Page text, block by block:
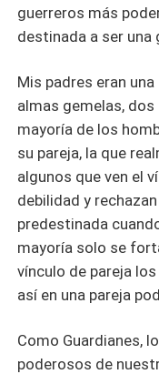
guerreros más
destinada a ser una
Mis padres eran
almas gemelas,
mayoría de los
su pareja, la que
algunos que ven el
debilidad y
predestinada
mayoría solo se
vínculo de pareja
así en una pareja
Como Guardianes,
poderosos de